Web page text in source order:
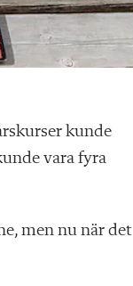
kunde
vara fyra
men nu när det